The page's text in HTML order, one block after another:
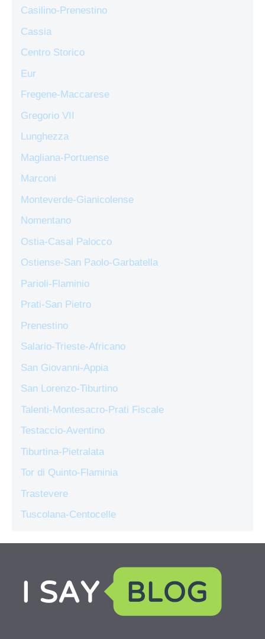
Casilino-Prenestino
Cassia
Centro Storico
Eur
Fregene-Maccarese
Gregorio VII
Lunghezza
Magliana-Portuense
Marconi
Monteverde-Gianicolense
Nomentano
Ostia-Casal Palocco
Ostiense-San Paolo-Garbatella
Parioli-Flaminio
Prati-San Pietro
Prenestino
Salario-Trieste-Africano
San Giovanni-Appia
San Lorenzo-Tiburtino
Talenti-Montesacro-Prati Fiscale
Testaccio-Aventino
Tiburtina-Pietralata
Tor di Quinto-Flaminia
Trastevere
Tuscolana-Centocelle